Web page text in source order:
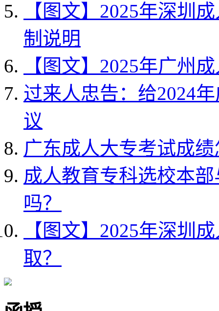
【图文】2025年深圳
制说明
【图文】2025年广州
过来人忠告：给2024
议
广东成人大专考试成
成人教育专科选校本
吗？
【图文】2025年深圳
取？